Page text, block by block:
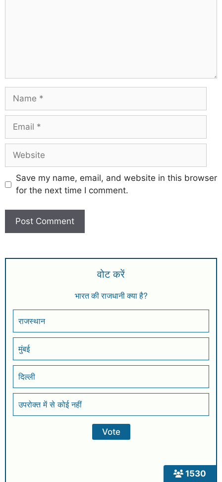
Save my name, email, and website in this browser
for the next time I comment.
1530
वोट करें
भारत की राजधानी क्या है?
राजस्थान
मुंबई
दिल्ली
उपरोक्त में से कोई नहीं